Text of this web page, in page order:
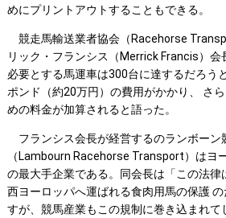
めにプリントアウトすることもできる。
競走馬輸送業者協会（Racehorse
リック・フランシス（Merrick Francis）会
必要とする馬運車は300台に達するだろう
ポンド（約20万円）の費用がかかり、 さ
めの料金が加算されると語った。
フランシス会長が経営するのランボーン
（Lambourn Racehorse Transport）はヨ
の最大手企業である。同会長は「この法律
西ヨーロッパへ運ばれる食肉用馬の保護
すが、競馬産業もこの規制に巻き込まれて